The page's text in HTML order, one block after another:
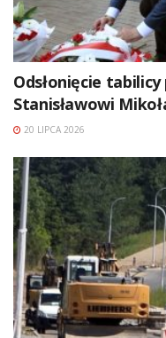
Odsłonięcie
Stanisławowi
20 LIPCA 2026